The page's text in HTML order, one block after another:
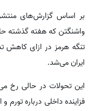
بر اساس گزارش‌های
واشنگتن که هفته گذشته
تنگه هرمز در ازای کاهش
ایران می‌شد.
این تحولات در حالی رخ
فزاینده داخلی درباره